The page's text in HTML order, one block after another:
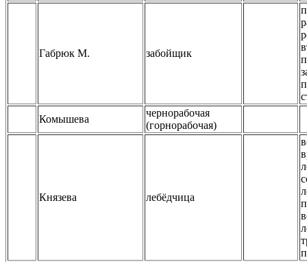
Габрюк М. забойщик
Комышева
чернорабочая
(горнорабочая)
Князева лебёдчица